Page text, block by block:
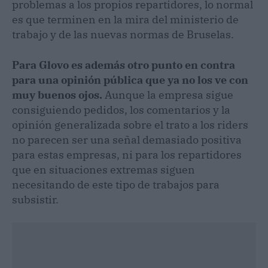
problemas a los propios repartidores, lo normal
es que terminen en la mira del ministerio de
trabajo y de las nuevas normas de Bruselas.
Para Glovo es además otro punto en contra
para una opinión pública que ya no los ve con
muy buenos ojos. Aunque la empresa sigue
consiguiendo pedidos, los comentarios y la
opinión generalizada sobre el trato a los riders
no parecen ser una señal demasiado positiva
para estas empresas, ni para los repartidores
que en situaciones extremas siguen
necesitando de este tipo de trabajos para
subsistir.